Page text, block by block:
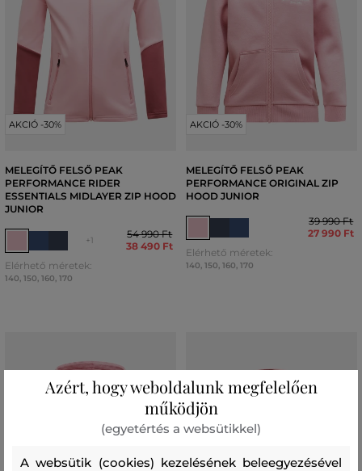
AKCIÓ -30%
MELEGÍTŐ FELSŐ PEAK
PERFORMANCE RIDER
ESSENTIALS MIDLAYER ZIP HOOD
JUNIOR
+1
54 990 Ft
38 490 Ft
Elérhető méretek:
140, 150, 160, 170
AKCIÓ -30%
MELEGÍTŐ FELSŐ PEAK
PERFORMANCE ORIGINAL ZIP
HOOD JUNIOR
39 990 Ft
27 990 Ft
Elérhető méretek:
140, 150, 160, 170
Azért, hogy weboldalunk megfelelően
működjön
(egyetértés a websütikkel)
A websütik (cookies) kezelésének beleegyezésével